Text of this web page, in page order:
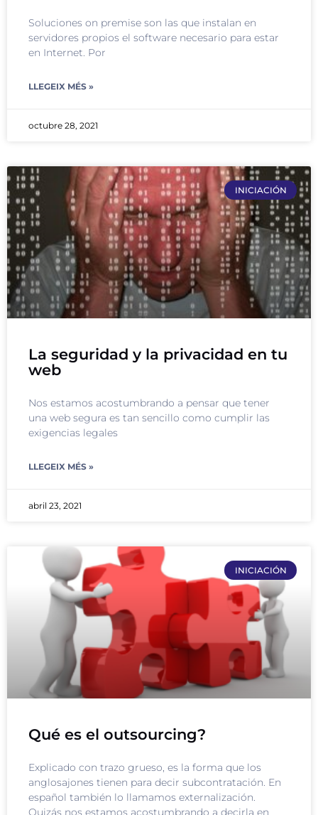
Soluciones on premise son las que instalan en
servidores propios el software necesario para estar
en Internet. Por
LLEGEIX MÉS »
octubre 28, 2021
INICIACIÓN
La seguridad y la privacidad en tu
web
Nos estamos acostumbrando a pensar que tener
una web segura es tan sencillo como cumplir las
exigencias legales
LLEGEIX MÉS »
abril 23, 2021
INICIACIÓN
Qué es el outsourcing?
Explicado con trazo grueso, es la forma que los
anglosajones tienen para decir subcontratación. En
español también lo llamamos externalización.